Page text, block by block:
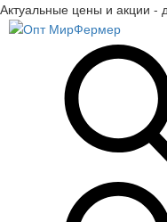
Актуальные цены и акции -